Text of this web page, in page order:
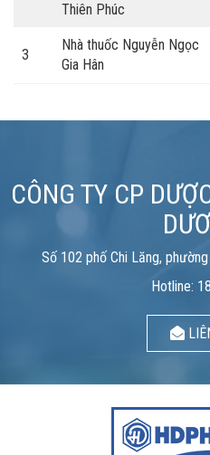
Thiên Phúc
3
Nhà thuốc Nguyễn Ngọc
Gia Hân
CÔNG TY CP
Số 102 phố Chi Lăng,
Hotline: